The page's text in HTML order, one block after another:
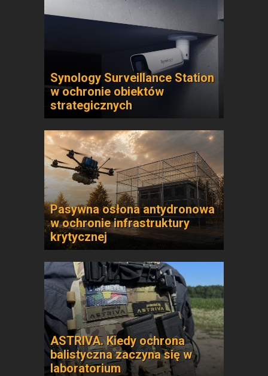
Synology Surveillance Station
w ochronie obiektów
strategicznych
Pasywna osłona antydronowa
w ochronie infrastruktury
krytycznej
ASTRIVA. Kiedy ochrona
balistyczna zaczyna się w
laboratorium